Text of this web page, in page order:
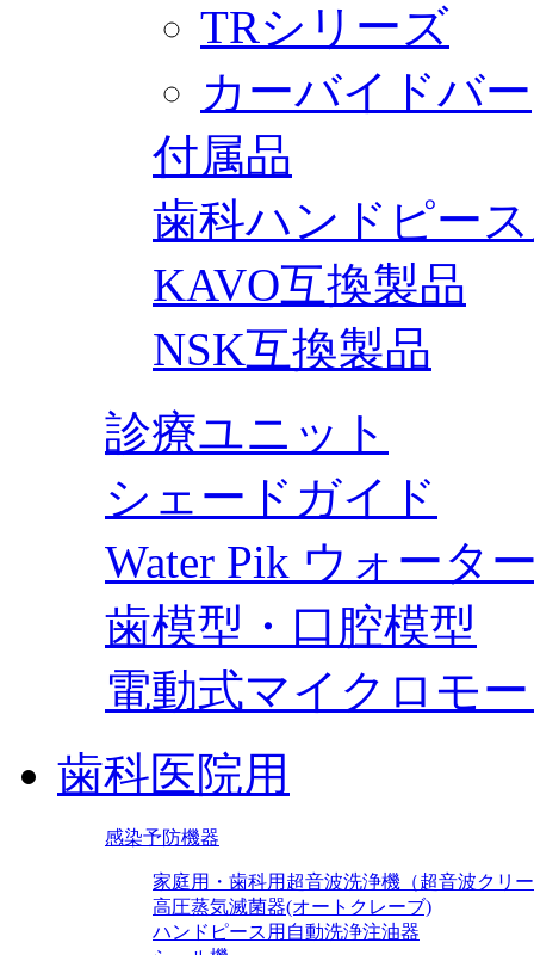
TRシリーズ
カーバイドバー
付属品
歯科ハンドピー
KAVO互換製品
NSK互換製品
診療ユニット
シェードガイド
Water Pik ウォータ
歯模型・口腔模型
電動式マイクロモ
歯科医院用
感染予防機器
家庭用・歯科用超音波洗浄機（超音波クリ
高圧蒸気滅菌器(オートクレーブ)
ハンドピース用自動洗浄注油器